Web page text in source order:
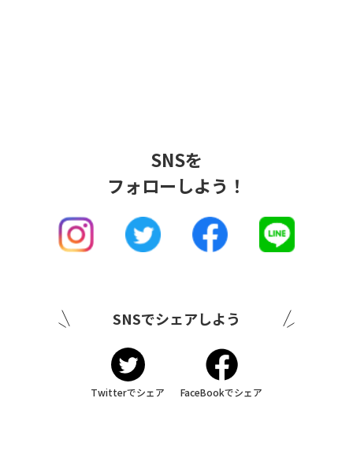
SNSを
フォローしよう！
SNSでシェアしよう
Twitterでシェア FaceBookでシェア